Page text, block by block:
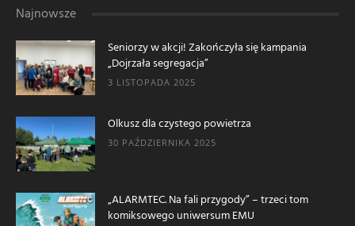
Najnowsze
Seniorzy w akcji! Zakończyła się kampania
„Dojrzała segregacja”
3 LISTOPADA 2025
Olkusz dla czystego powietrza
30 PAŹDZIERNIKA 2025
„ALARMTEC. Na fali przygody” – trzeci tom
komiksowego uniwersum EMU